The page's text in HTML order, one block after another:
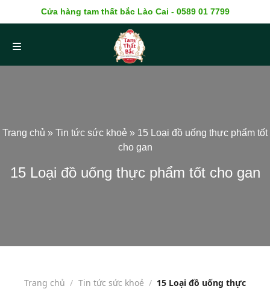
Cửa hàng tam thất bắc Lào Cai - 0589 01 7799
Trang chủ » Tin tức sức khoẻ » 15 Loại đồ uống thực phẩm tốt
cho gan
15 Loại đồ uống thực phẩm tốt cho gan
Trang chủ / Tin tức sức khoẻ / 15 Loại đồ uống thực